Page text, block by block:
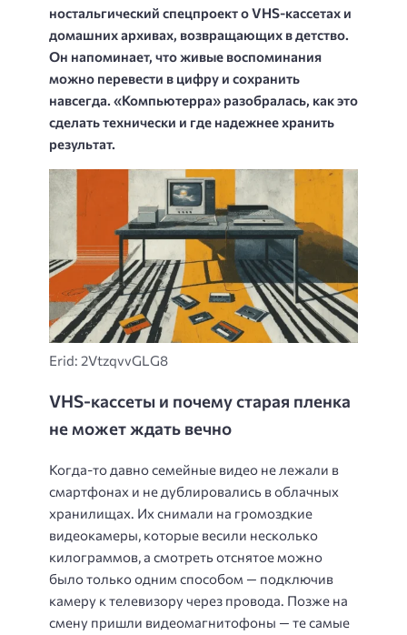
ностальгический спецпроект о VHS-кассетах и
домашних архивах, возвращающих в детство.
Он напоминает, что живые воспоминания
можно перевести в цифру и сохранить
навсегда. «Компьютерра» разобралась, как это
сделать технически и где надежнее хранить
результат.
Erid: 2VtzqvvGLG8
VHS-кассеты и почему старая пленка
не может ждать вечно
Когда-то давно семейные видео не лежали в
смартфонах и не дублировались в облачных
хранилищах. Их снимали на громоздкие
видеокамеры, которые весили несколько
килограммов, а смотреть отснятое можно
было только одним способом — подключив
камеру к телевизору через провода. Позже на
смену пришли видеомагнитофоны — те самые